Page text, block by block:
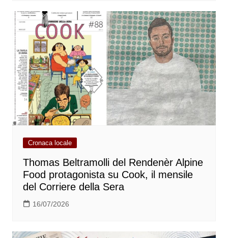
Cronaca locale
Thomas Beltramolli del Rendenèr Alpine
Food protagonista su Cook, il mensile
del Corriere della Sera
16/07/2026